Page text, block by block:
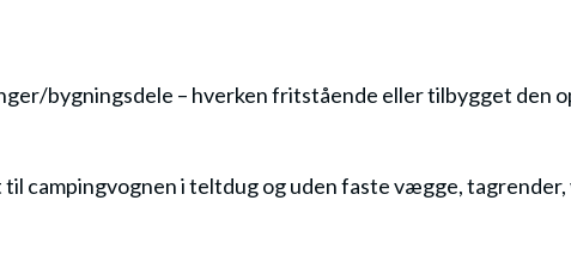
bygningsdele – hverken fritstående eller tilbygget den
i teltdug og uden faste vægge, tagrender,